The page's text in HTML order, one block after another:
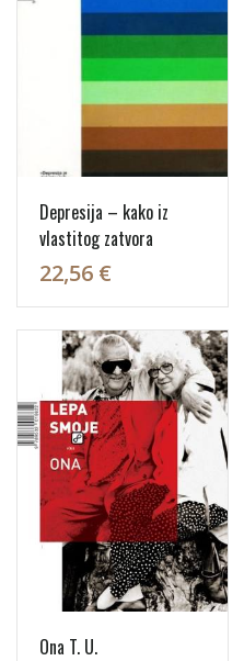
Depresija – kako iz
vlastitog zatvora
22,56 €
Ona T. U.